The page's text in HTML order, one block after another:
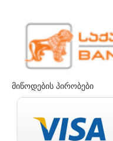
მიწოდების პირობები